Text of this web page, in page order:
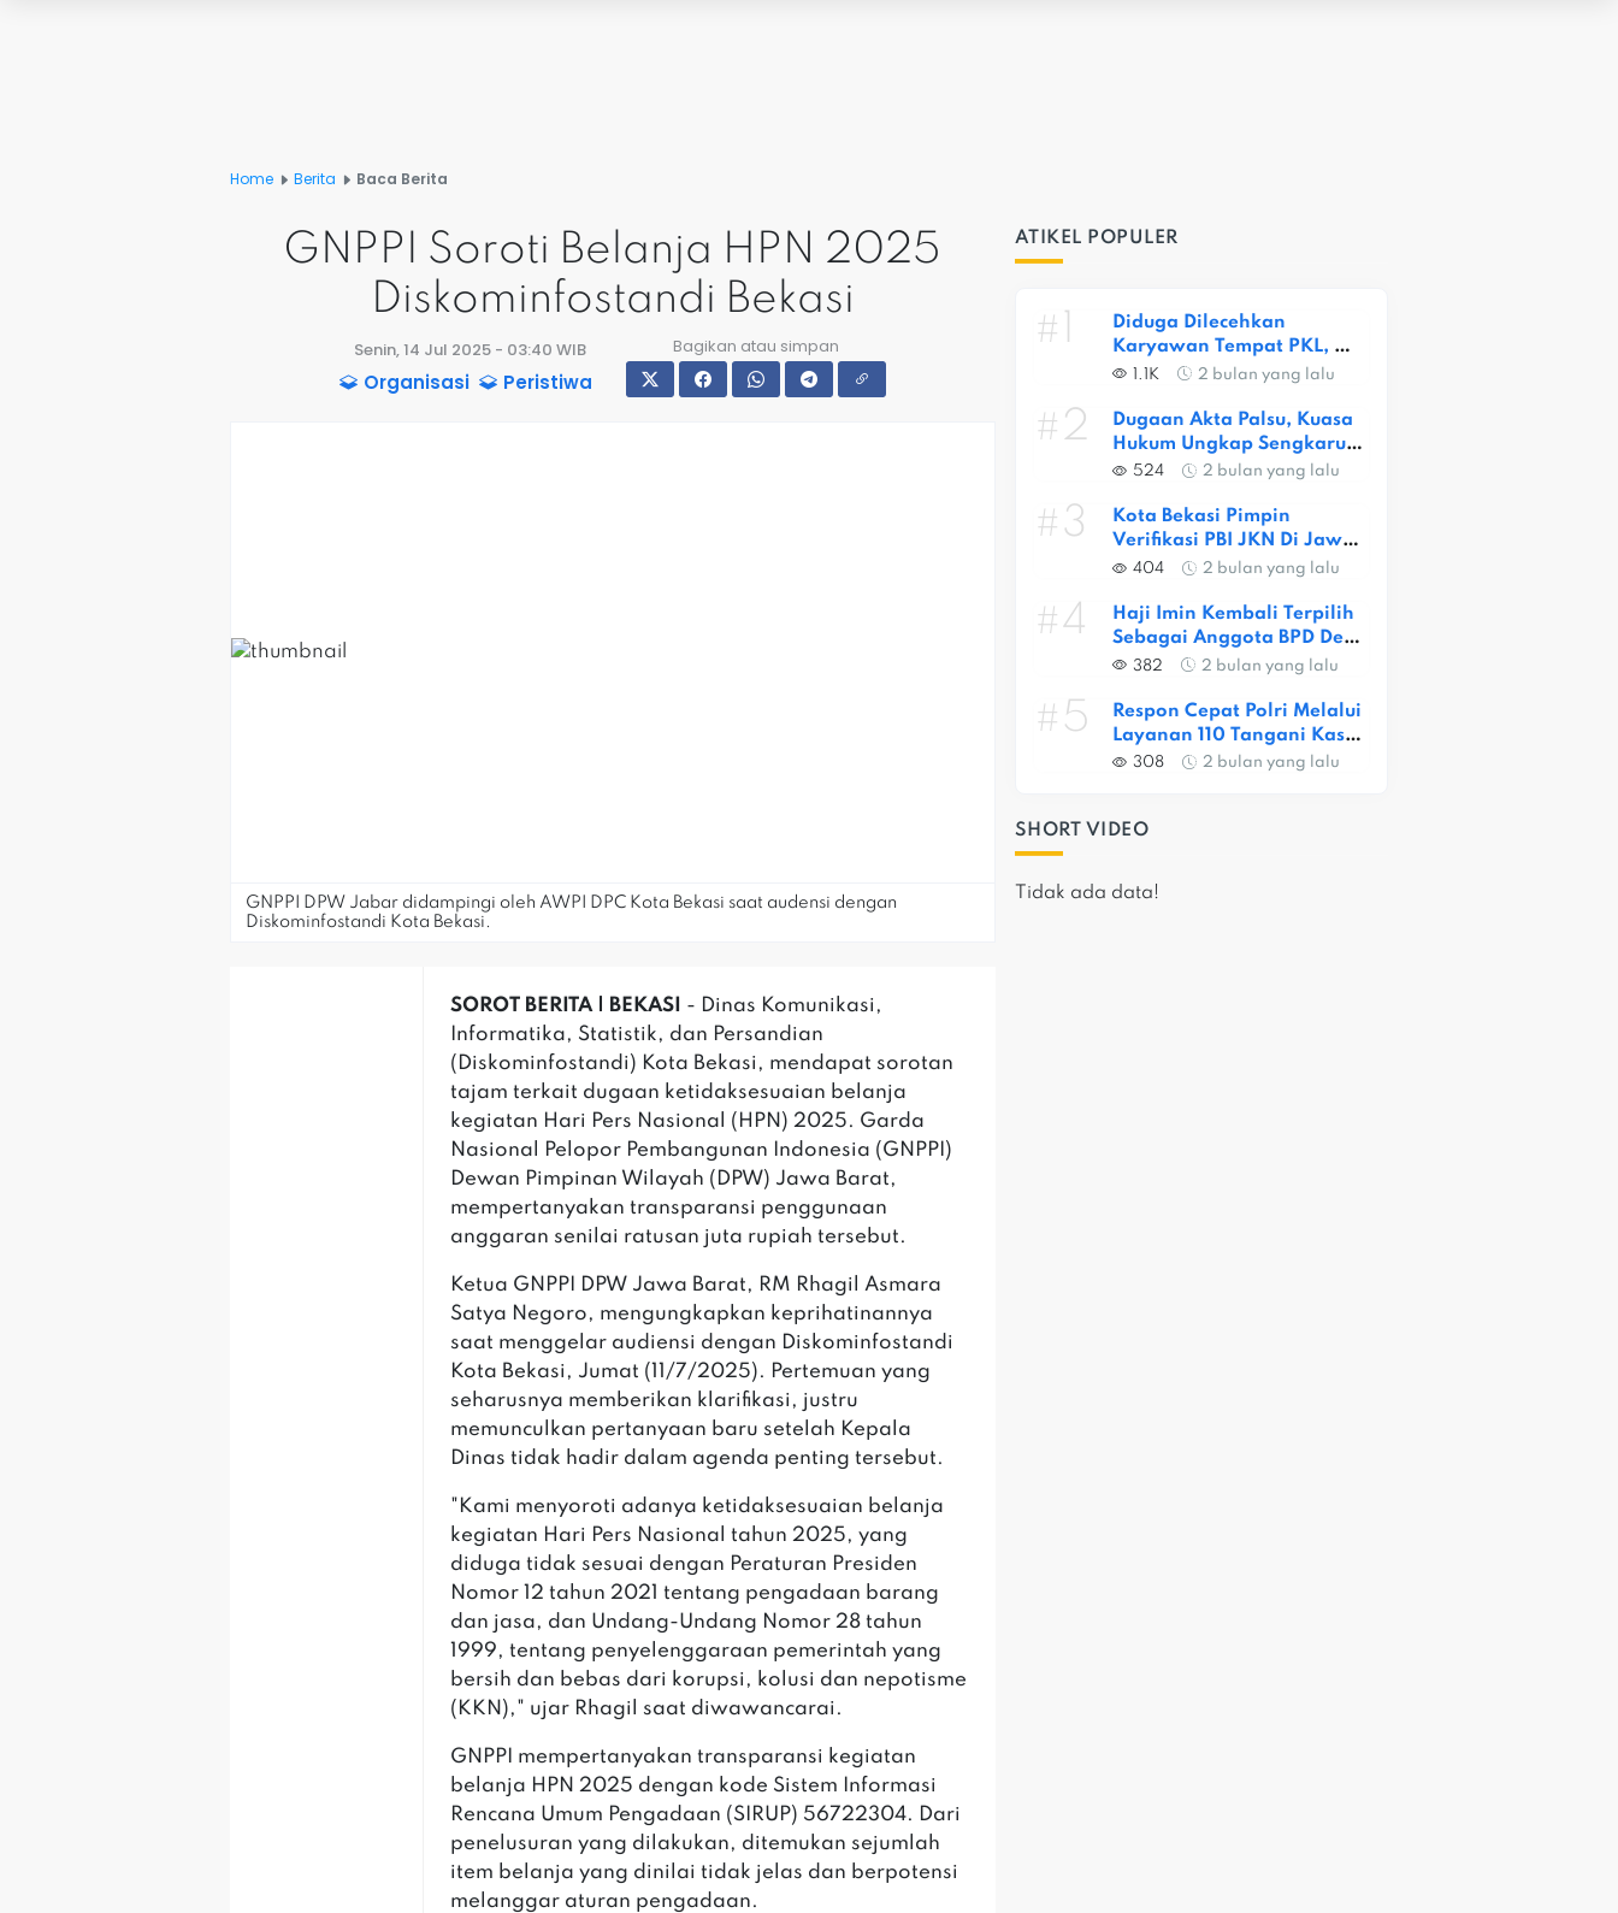
Home Berita Baca Berita
GNPPI Soroti Belanja HPN 2025
Diskominfostandi Bekasi
Senin, 14 Jul 2025 - 03:40 WIB
Organisasi Peristiwa
Bagikan atau simpan
GNPPI DPW Jabar didampingi oleh AWPI DPC Kota Bekasi saat audensi dengan
Diskominfostandi Kota Bekasi.
SOROT BERITA | BEKASI
- Dinas Komunikasi,
Informatika, Statistik, dan Persandian
(Diskominfostandi) Kota Bekasi, mendapat sorotan
tajam terkait dugaan ketidaksesuaian belanja
kegiatan Hari Pers Nasional (HPN) 2025. Garda
Nasional Pelopor Pembangunan Indonesia (GNPPI)
Dewan Pimpinan Wilayah (DPW) Jawa Barat,
mempertanyakan transparansi penggunaan
anggaran senilai ratusan juta rupiah tersebut.
Ketua GNPPI DPW Jawa Barat, RM Rhagil Asmara
Satya Negoro, mengungkapkan keprihatinannya
saat menggelar audiensi dengan Diskominfostandi
Kota Bekasi, Jumat (11/7/2025). Pertemuan yang
seharusnya memberikan klarifikasi, justru
memunculkan pertanyaan baru setelah Kepala
Dinas tidak hadir dalam agenda penting tersebut.
"Kami menyoroti adanya ketidaksesuaian belanja
kegiatan Hari Pers Nasional tahun 2025, yang
diduga tidak sesuai dengan Peraturan Presiden
Nomor 12 tahun 2021 tentang pengadaan barang
dan jasa, dan Undang-Undang Nomor 28 tahun
1999, tentang penyelenggaraan pemerintah yang
bersih dan bebas dari korupsi, kolusi dan nepotisme
(KKN)," ujar Rhagil saat diwawancarai.
GNPPI mempertanyakan transparansi kegiatan
belanja HPN 2025 dengan kode Sistem Informasi
Rencana Umum Pengadaan (SIRUP) 56722304. Dari
penelusuran yang dilakukan, ditemukan sejumlah
item belanja yang dinilai tidak jelas dan berpotensi
melanggar aturan pengadaan.
ATIKEL POPULER
#1
Diduga Dilecehkan
Karyawan Tempat PKL,
Siswi SMKN 1 Kota Bekasi
1.1K 2 bulan yang lalu
#2
Dugaan Akta Palsu, Kuasa
Hukum Ungkap Sengkarut
Lahan Ceger
524 2 bulan yang lalu
#3
Kota Bekasi Pimpin
Verifikasi PBI JKN Di Jawa
Barat, Capaian Provinsi
404 2 bulan yang lalu
#4
Haji Imin Kembali Terpilih
Sebagai Anggota BPD Desa
Satria Jaya
382 2 bulan yang lalu
#5
Respon Cepat Polri Melalui
Layanan 110 Tangani Kasus
Dugaan Pembunuhan Di
308 2 bulan yang lalu
SHORT VIDEO
Tidak ada data!